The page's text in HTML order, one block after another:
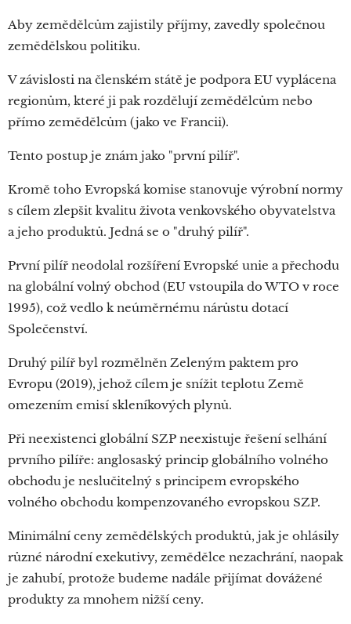
Aby zemědělcům zajistily příjmy, zavedly společnou
zemědělskou politiku.
V závislosti na členském státě je podpora EU vyplácena
regionům, které ji pak rozdělují zemědělcům nebo
přímo zemědělcům (jako ve Francii).
Tento postup je znám jako "první pilíř".
Kromě toho Evropská komise stanovuje výrobní normy
s cílem zlepšit kvalitu života venkovského obyvatelstva
a jeho produktů. Jedná se o "druhý pilíř".
První pilíř neodolal rozšíření Evropské unie a přechodu
na globální volný obchod (EU vstoupila do WTO v roce
1995), což vedlo k neúměrnému nárůstu dotací
Společenství.
Druhý pilíř byl rozmělněn Zeleným paktem pro
Evropu (2019), jehož cílem je snížit teplotu Země
omezením emisí skleníkových plynů.
Při neexistenci globální SZP neexistuje řešení selhání
prvního pilíře: anglosaský princip globálního volného
obchodu je neslučitelný s principem evropského
volného obchodu kompenzovaného evropskou SZP.
Minimální ceny zemědělských produktů, jak je ohlásily
různé národní exekutivy, zemědělce nezachrání, naopak
je zahubí, protože budeme nadále přijímat dovážené
produkty za mnohem nižší ceny.